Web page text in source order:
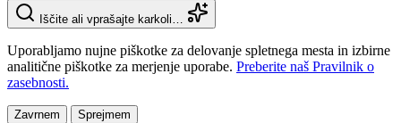
Iščite ali vprašajte karkoli…
Uporabljamo nujne piškotke za delovanje spletnega mesta in izbirne
analitične piškotke za merjenje uporabe. Preberite naš Pravilnik o
zasebnosti.
Zavrnem Sprejmem